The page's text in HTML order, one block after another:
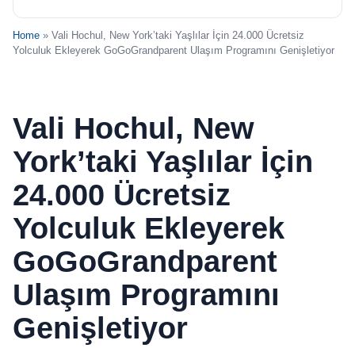
Home » Vali Hochul, New York’taki Yaşlılar İçin 24.000 Ücretsiz
Yolculuk Ekleyerek GoGoGrandparent Ulaşım Programını Genişletiyor
Vali Hochul, New
York’taki Yaşlılar İçin
24.000 Ücretsiz
Yolculuk Ekleyerek
GoGoGrandparent
Ulaşım Programını
Genişletiyor